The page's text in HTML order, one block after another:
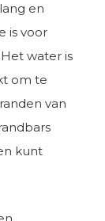
en
is voor
water is
om te
van
kunt